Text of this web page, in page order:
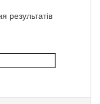
результатів